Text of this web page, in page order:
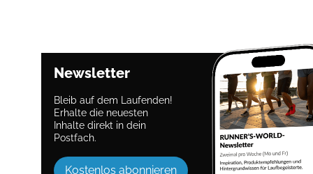
Newsletter
Bleib auf dem Laufenden!
Erhalte die neuesten
Inhalte direkt in dein
Postfach.
Kostenlos abonnieren